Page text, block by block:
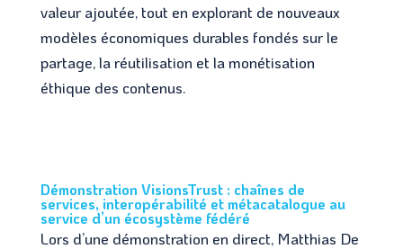
valeur ajoutée, tout en explorant de nouveaux
modèles économiques durables fondés sur le
partage, la réutilisation et la monétisation
éthique des contenus.
Démonstration VisionsTrust : chaînes de
services, interopérabilité et métacatalogue au
service d’un écosystème fédéré
Lors d’une démonstration en direct, Matthias De